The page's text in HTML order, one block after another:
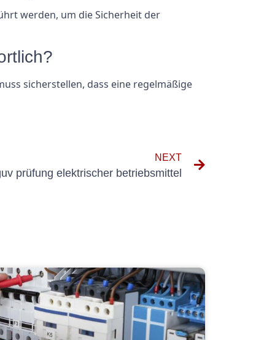
werden, um die Sicherheit der
sicherstellen, dass eine regelmäßige
NEXT
prüfung elektrischer betriebsmittel